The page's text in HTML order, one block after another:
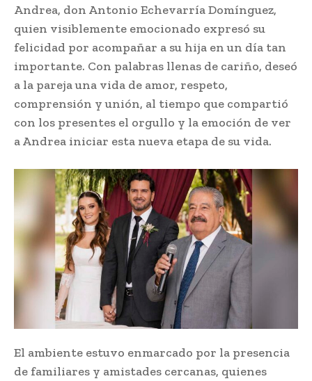
Andrea, don Antonio Echevarría Domínguez,
quien visiblemente emocionado expresó su
felicidad por acompañar a su hija en un día tan
importante. Con palabras llenas de cariño, deseó
a la pareja una vida de amor, respeto,
comprensión y unión, al tiempo que compartió
con los presentes el orgullo y la emoción de ver
a Andrea iniciar esta nueva etapa de su vida.
El ambiente estuvo enmarcado por la presencia
de familiares y amistades cercanas, quienes